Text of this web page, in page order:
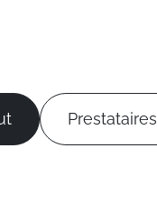
Prestataires